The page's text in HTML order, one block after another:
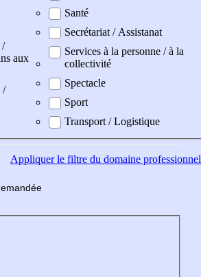
/
aux
/
Santé
Secrétariat / Assistanat
Services à la personne / à la
collectivité
Spectacle
Sport
Transport / Logistique
Appliquerle filtre du domaine professionnel